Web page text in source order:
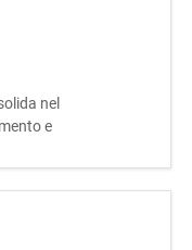
nel
e
con
di